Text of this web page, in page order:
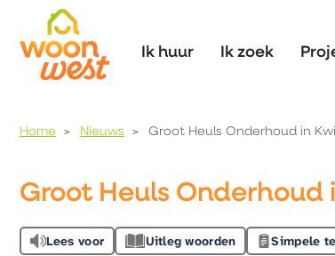
Naar hoofdinhoud
Naar hoofdnavigatiemenu
Naar zoeken
Naar de homepage
Ik huur Ik zoek
Home Nieuws Groot Heuls Onderhoud in
Groot Heuls
Lees voor Uitleg woorden Simpele